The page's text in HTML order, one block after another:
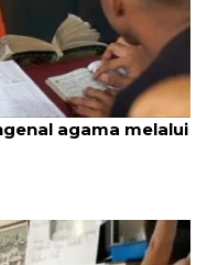
agama melalui